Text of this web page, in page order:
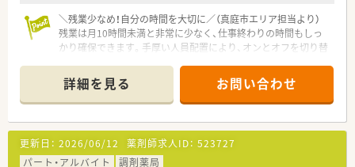
＼残業少なめ！自分の時間を大切に／（真庭市エリア担当より）
残業は月10時間未満と非常に少なく、仕事終わりの時間もしっ
かり確保できます。手厚い人員配置により、オンとオフを切り替
【店舗情報と応需状況について】
■美作落合駅から徒歩7分程度の好立地にある店舗で、門前にあ
る総合病院から幅広い科目の処方箋を毎日応需しています。
■1日あたりの処方箋枚数は約110枚ですが、薬剤師は常時7名在
籍しているため、一人ひとりが余裕を持って業務に励めます。
■呼吸器科や内科をはじめ、心療内科や脳外科など多種多様な処
詳細を見る お問い合わせ
更新日： 2026/06/12 薬剤師求人ID： 523727
パート・アルバイト
調剤薬局